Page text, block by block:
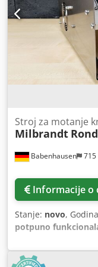
Kvaliteta od strane
prednosti našeg
Dodatni valjci za
održavanju Usluga
skladištu imamo i
Babenhausen 715
Stroj za motanje
Milbrandt
Informacije o
Stanje: novo,
potpuno
do:09/2028, radna
trake:250 mm